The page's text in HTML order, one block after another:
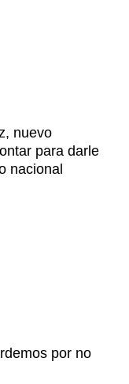
nuevo
para darle
nacional
por no